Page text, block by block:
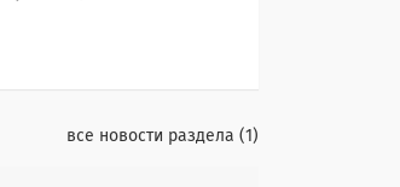
все новости раздела 1